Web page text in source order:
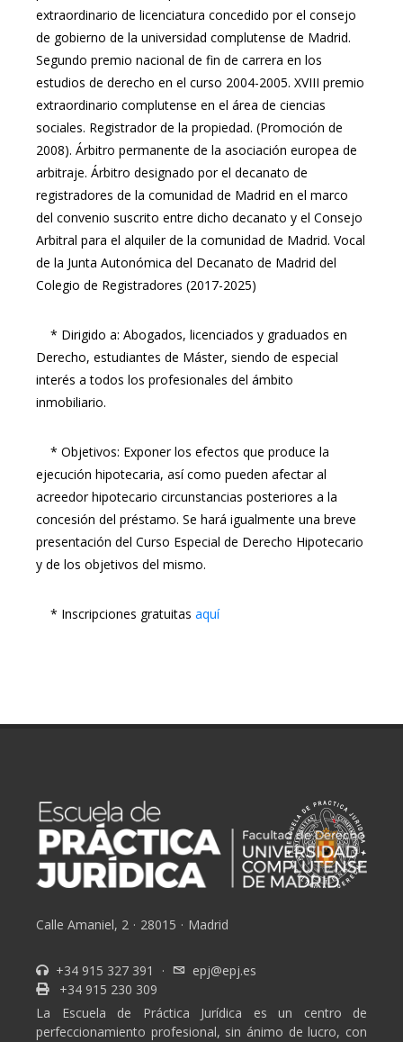
extraordinario de licenciatura concedido por el consejo
de gobierno de la universidad complutense de Madrid.
Segundo premio nacional de fin de carrera en los
estudios de derecho en el curso 2004-2005. XVIII premio
extraordinario complutense en el área de ciencias
sociales. Registrador de la propiedad. (Promoción de
2008). Árbitro permanente de la asociación europea de
arbitraje. Árbitro designado por el decanato de
registradores de la comunidad de Madrid en el marco
del convenio suscrito entre dicho decanato y el Consejo
Arbitral para el alquiler de la comunidad de Madrid. Vocal
de la Junta Autonómica del Decanato de Madrid del
Colegio de Registradores (2017-2025)
* Dirigido a: Abogados, licenciados y graduados en
Derecho, estudiantes de Máster, siendo de especial
interés a todos los profesionales del ámbito
inmobiliario.
* Objetivos: Exponer los efectos que produce la
ejecución hipotecaria, así como pueden afectar al
acreedor hipotecario circunstancias posteriores a la
concesión del préstamo. Se hará igualmente una breve
presentación del Curso Especial de Derecho Hipotecario
y de los objetivos del mismo.
* Inscripciones gratuitas aquí
Calle Amaniel, 2 · 28015 · Madrid
+34 915 327 391 ·
epj@epj.es
+34 915 230 309
La Escuela de Práctica Jurídica es un centro de
perfeccionamiento profesional, sin ánimo de lucro, con